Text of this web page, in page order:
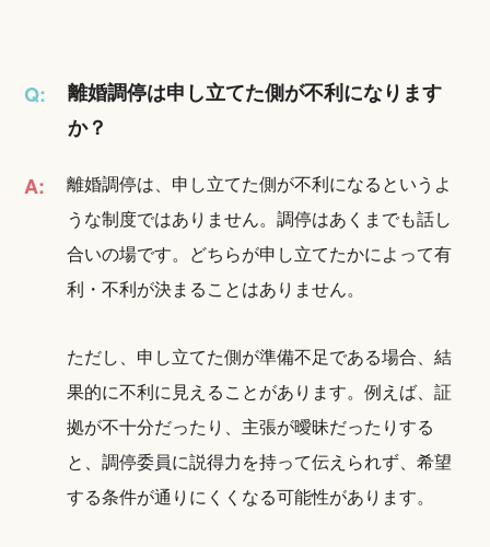
Q:
離婚調停は申し立てた側が不利になります
か？
A:
離婚調停は、申し立てた側が不利になるというよ
うな制度ではありません。調停はあくまでも話し
合いの場です。どちらが申し立てたかによって有
利・不利が決まることはありません。
ただし、申し立てた側が準備不足である場合、結
果的に不利に見えることがあります。例えば、証
拠が不十分だったり、主張が曖昧だったりする
と、調停委員に説得力を持って伝えられず、希望
する条件が通りにくくなる可能性があります。